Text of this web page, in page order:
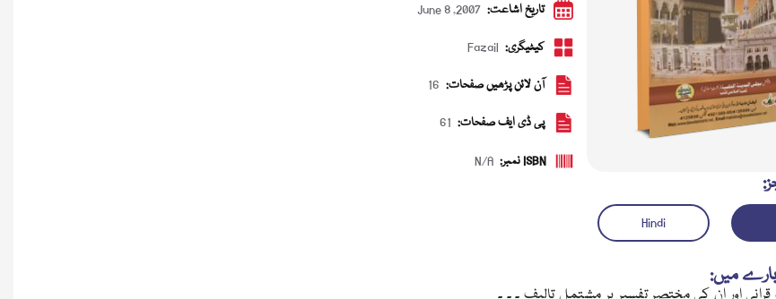
تاریخ اشاعت: June 8 ,2007
کیٹیگری: Fazail
آن لائن پڑھیں صفحات: 16
پی ڈی ایف صفحات: 61
ISBN نمبر: N/A
Hindi
میں: